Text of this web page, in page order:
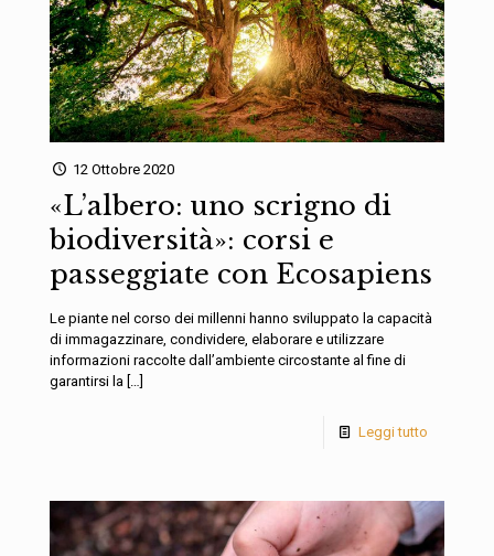
12 Ottobre 2020
«L’albero: uno scrigno di
biodiversità»: corsi e
passeggiate con Ecosapiens
Le piante nel corso dei millenni hanno sviluppato la capacità
di immagazzinare, condividere, elaborare e utilizzare
informazioni raccolte dall’ambiente circostante al fine di
garantirsi la […]
Leggi tutto